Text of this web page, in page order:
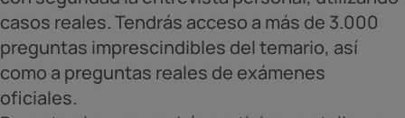
casos reales. Tendrás acceso a más de 3.000
preguntas imprescindibles del temario, así
como a preguntas reales de exámenes
oficiales.